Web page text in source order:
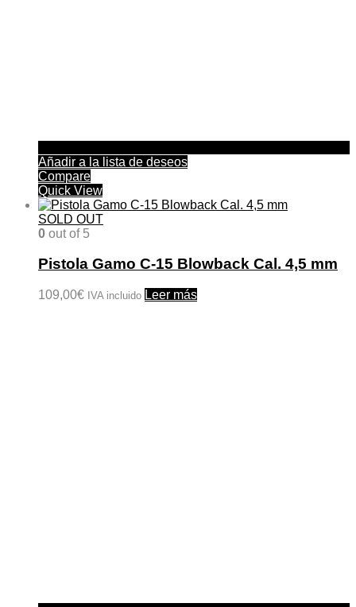
Añadir a la lista de deseos
Compare
Quick View
SOLD OUT
0 out of 5
Pistola Gamo C-15 Blowback Cal. 4,5 mm
109,00€ IVA incluido Leer más